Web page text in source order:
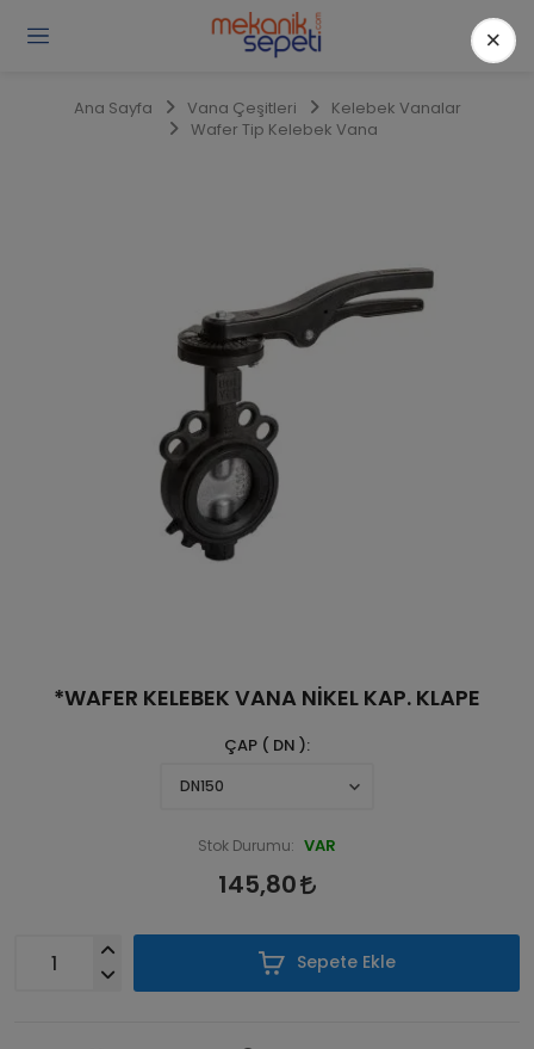
Ana Sayfa Vana Çeşitleri
Kelebek Vanalar
Wafer Tip Kelebek Vana
*WAFER KELEBEK VANA NİKEL KAP. KLAPE
ÇAP ( DN )
Stok Durumu: VAR
145,80
Sepete Ekle
×